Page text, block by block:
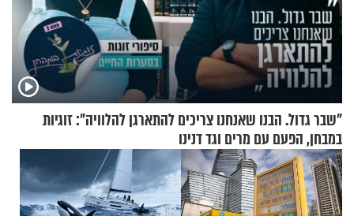
"שבר גדול. הבנו שאנחנו צריכים להתארגן להלוויה": זוגיות
במבחן, הפעם עם מרים וגד דנינו